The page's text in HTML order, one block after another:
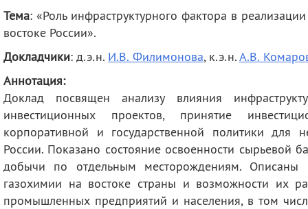
Тема: «Роль инфраструктурного фактора в
востоке России».
Докладчики: д.э.н. И.В. Филимонова, к.э.н.А.В.
Аннотация:
Доклад посвящен анализу влияния
инвестиционных проектов, принятие
корпоративной и государственной политики для
России. Показано состояние освоенности сырьевой
добычи по отдельным месторождениям. Описаны
газохимии на востоке страны и возможности их
промышленных предприятий и населения, в том